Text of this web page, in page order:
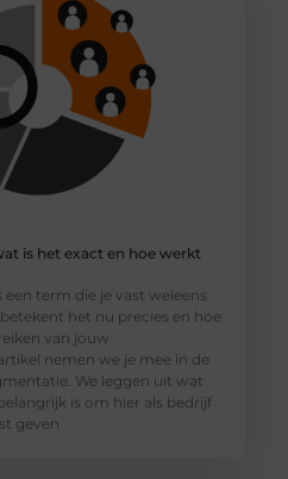
is het exact en hoe werkt
term die je vast weleens
het nu precies en hoe
van jouw
nemen we je mee in de
We leggen uit wat
is om hier als bedrijf
geven